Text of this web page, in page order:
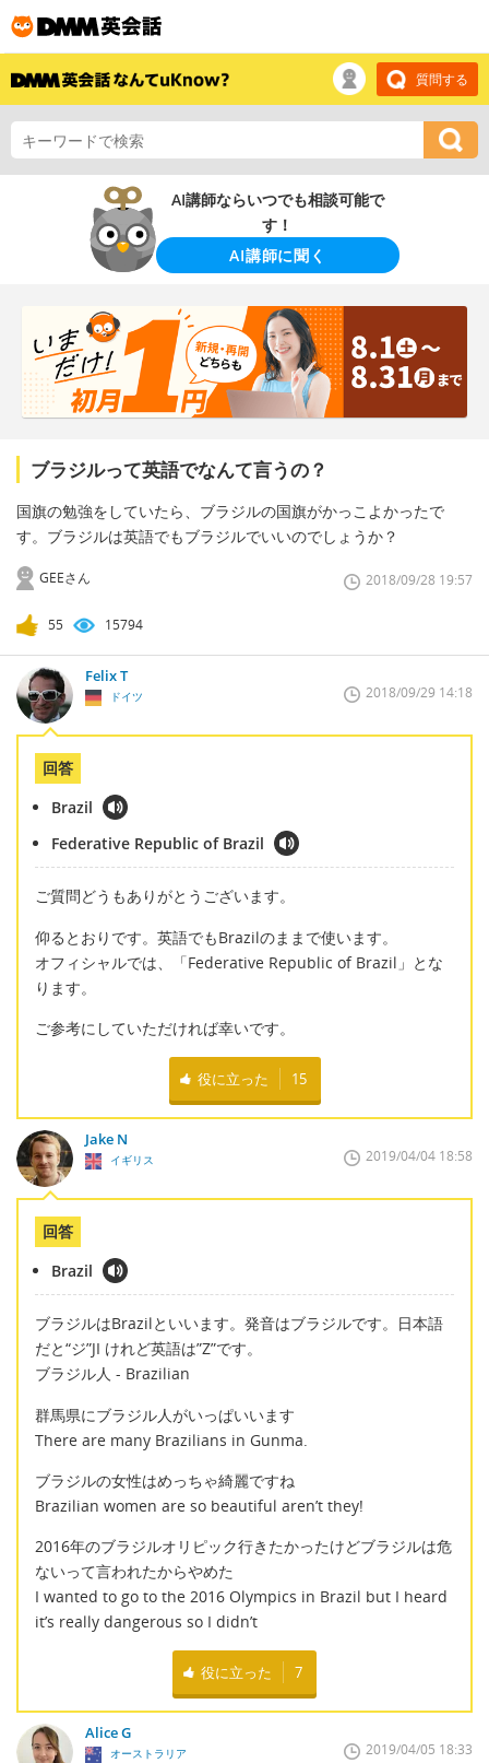
質問する
AI講師ならいつでも相談可能で
す！
AI講師に聞く
ブラジルって英語でなんて言うの？
国旗の勉強をしていたら、ブラジルの国旗がかっこよかったで
す。ブラジルは英語でもブラジルでいいのでしょうか？
GEEさん 2018/09/28 19:57
55 15794
Felix T
ドイツ 2018/09/29 14:18
回答
Brazil
Federative Republic of Brazil
ご質問どうもありがとうございます。
仰るとおりです。英語でもBrazilのままで使います。
オフィシャルでは、「Federative Republic of Brazil」とな
ります。
ご参考にしていただければ幸いです。
役に立った 15
Jake N
イギリス 2019/04/04 18:58
回答
Brazil
ブラジルはBrazilといいます。発音はブラジルです。日本語
だと“ジ”JI けれど英語は”Z”です。
ブラジル人 - Brazilian
群馬県にブラジル人がいっぱいいます
There are many Brazilians in Gunma.
ブラジルの女性はめっちゃ綺麗ですね
Brazilian women are so beautiful aren’t they!
2016年のブラジルオリピック行きたかったけどブラジルは危
ないって言われたからやめた
I wanted to go to the 2016 Olympics in Brazil but I heard
it’s really dangerous so I didn’t
役に立った 7
Alice G
オーストラリア 2019/04/05 18:33